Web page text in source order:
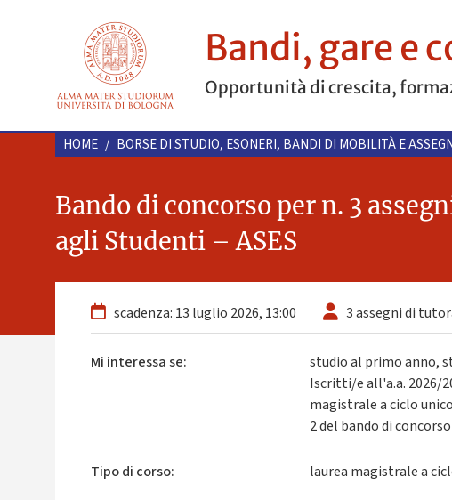
Bandi, gare e
Opportunità di crescita,
HOME / BORSE DI STUDIO, ESONERI, BANDI DI MOBILITÀ E
Bando di concorso per n. 3
agli Studenti – ASES
scadenza: 13 luglio 2026, 13:00 3 assegni di
Mi interessa se:
studio al primo anno,
Iscritti/e all'a.a. 2026/
magistrale a ciclo
2 del bando di concorso
Tipo di corso:
laurea magistrale a